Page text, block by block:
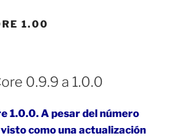
1.00
0.9.9 a 1.0.0
1.0.0. A pesar del número
como una actualización